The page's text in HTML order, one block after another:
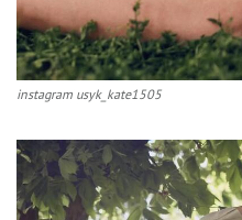
instagram usyk_kate1505